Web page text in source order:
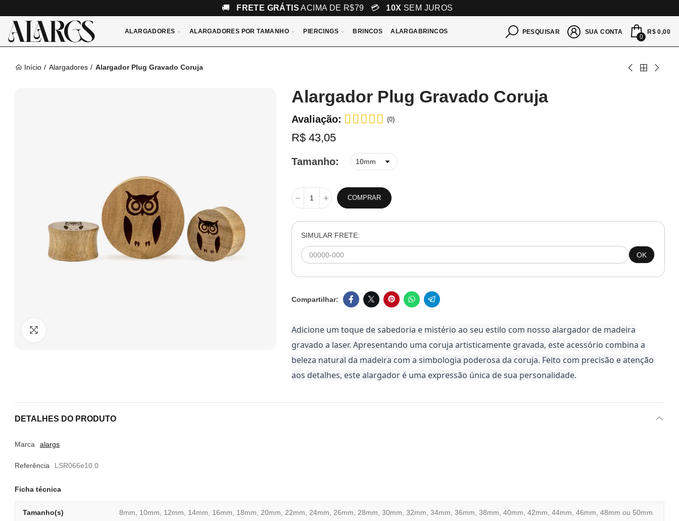
🚚 FRETE GRÁTIS ACIMA DE R$79 💳 10X SEM JUROS
ALARGADORES ALARGADORES POR TAMANHO PIERCINGS BRINCOS ALARGABRINCOS PESQUISAR SUA CONTA
0
R$ 0,00
Início Alargadores Alargador Plug Gravado Coruja
Alargador Plug Gravado Coruja
Avaliação: (0)
R$ 43,05
Tamanho
COMPRAR
SIMULAR FRETE:
OK
Adicione um toque de sabedoria e mistério ao seu estilo com nosso alargador de madeira
gravado a laser. Apresentando uma coruja artisticamente gravada, este acessório combina a
beleza natural da madeira com a simbologia poderosa da coruja. Feito com precisão e atenção
aos detalhes, este alargador é uma expressão única de sua personalidade.
DETALHES DO PRODUTO
Marca alargs
Referência LSR066e10.0
Ficha técnica
Tamanho(s) 8mm, 10mm, 12mm, 14mm, 16mm, 18mm, 20mm, 22mm, 24mm, 26mm, 28mm, 30mm, 32mm, 34mm, 36mm, 38mm, 40mm, 42mm, 44mm, 46mm, 48mm ou 50mm